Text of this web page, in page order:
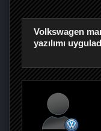
Volkswagen
yazılımı